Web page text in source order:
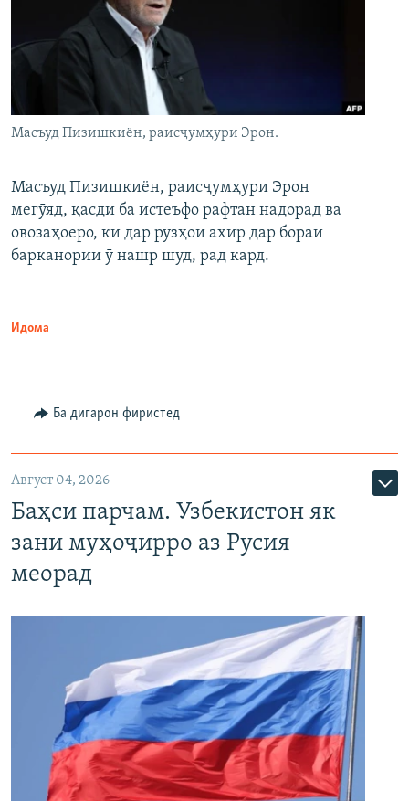
Масъуд Пизишкиён, раисҷумҳури Эрон.
Масъуд Пизишкиён, раисҷумҳури Эрон
мегӯяд, қасди ба истеъфо рафтан надорад ва
овозаҳоеро, ки дар рӯзҳои ахир дар бораи
барканории ӯ нашр шуд, рад кард.
Идома
Ба дигарон фиристед
Август 04, 2026
Баҳси парчам. Узбекистон як
зани муҳоҷирро аз Русия
меорад